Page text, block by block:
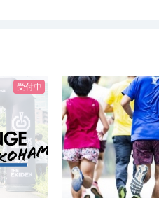
受付中